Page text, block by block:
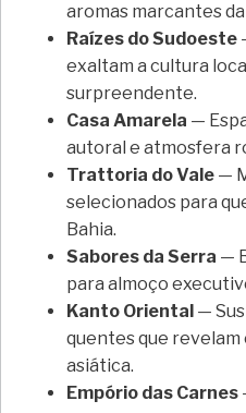
aromas marcantes
Raízes do Sudoeste
exaltam a cultura
surpreendente.
Casa Amarela —
autoral e atmosfera
Trattoria do Vale —
selecionados para
Bahia.
Sabores da Serra —
para almoço
Kanto Oriental —
quentes que revelam
asiática.
Empório das Carnes